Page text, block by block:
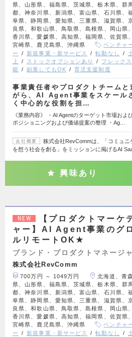
県、山形県、福島県、茨城県、栃木県、群
都、神奈川県、新潟県、富山県、石川県、
阜県、静岡県、愛知県、三重県、滋賀県、
良県、和歌山県、鳥取県、島根県、岡山県
香川県、愛媛県、高知県、福岡県、佐賀県
宮崎県、鹿児島県、沖縄県
ベンチャ
ー
新規事業・新サービス 転勤なし
上
ストックオプションあり フレック
能
副業してもOK 育児支援制度
事業責任者やプロダクトチームと
がら、AI Agent事業をスケール
く中心的な役割を担…
《業務内容》 ・AI Agentのターゲット市場およ
ポジショニングおよび価値提案の整理 ・Ag…
会社概要
株式会社RevCommは、「コミュニ
を想う社会を創る」をミッションに掲げるAI
興味あり
NEW
【プロダクトマーケ
ャー】AI Agent事業のグ
ルリモートOK★
ブランド・プロダクトマネージ
株式会社RevComm
700万円 ～ 1049万円
北海道、青
県、山形県、福島県、茨城県、栃木県、群
都、神奈川県、新潟県、富山県、石川県、
阜県、静岡県、愛知県、三重県、滋賀県、
良県、和歌山県、鳥取県、島根県、岡山県
香川県、愛媛県、高知県、福岡県、佐賀県
宮崎県、鹿児島県、沖縄県
ベンチャ
ー
新規事業・新サービス 転勤なし